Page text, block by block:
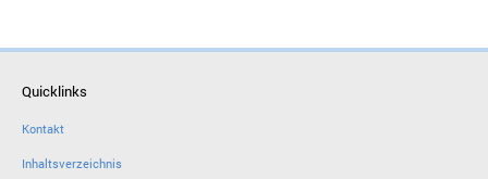
Quicklinks
Kontakt
Inhaltsverzeichnis